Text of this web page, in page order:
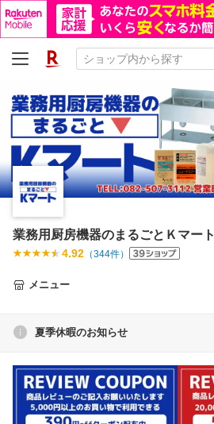
業務用厨房機器のまるごとＫマート
4.92 （344件）
メニュー
夏季休暇のお知らせ